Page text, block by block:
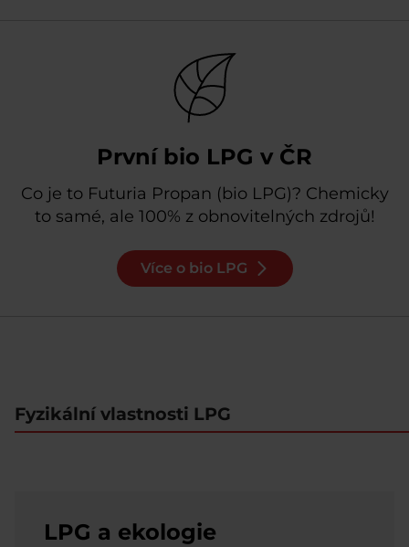
První bio LPG v ČR
Co je to Futuria Propan (bio LPG)? Chemicky
to samé, ale 100% z obnovitelných zdrojů!
Více o bio LPG
Fyzikální vlastnosti LPG
LPG a ekologie